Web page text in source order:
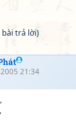
trả lời)
21:34